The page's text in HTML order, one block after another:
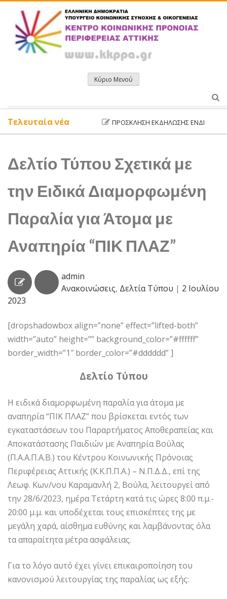
περιεχόμενο
Κύριο Μενού
ΠΡΌΣΚΛΗΣΗ ΕΚΔΉΛΩΣΗΣ
Τελευταία νέα
Δελτίο Τύπου Σχετικά με
την Ειδικά Διαμορφωμένη
Παραλία για Άτομα με
Αναπηρία “ΠΙΚ ΠΛΑΖ”
admin
Ανακοινώσεις, Δελτία Τύπου | 2 Ιουλίου
2023
[dropshadowbox align=”none” effect=”lifted-both”
width=”auto” height=”” background_color=”#ffffff”
border_width=”1″ border_color=”#dddddd” ]
Δελτίο Τύπου
Η ειδικά διαμορφωμένη παραλία για άτομα με
αναπηρία “ΠΙΚ ΠΛΑΖ” που βρίσκεται εντός των
εγκαταστάσεων του Παραρτήματος Αποθεραπείας και
Αποκατάστασης Παιδιών με Αναπηρία Βούλας
(Π.Α.Α.Π.Α.Β.) του Κέντρου Κοινωνικής Πρόνοιας
Περιφέρειας Αττικής (Κ.Κ.Π.Π.Α.) – Ν.Π.Δ.Δ., επί της
Λεωφ. Κων/νου Καραμανλή 2, Βούλα, λειτουργεί από
την 28/6/2023, ημέρα Τετάρτη κατά τις ώρες 8:00 π.μ.-
20:00 μ.μ. και υποδέχεται τους επισκέπτες της με
μεγάλη χαρά, αίσθημα ευθύνης και λαμβάνοντας όλα
τα απαραίτητα μέτρα ασφάλειας.
Για το λόγο αυτό έχει γίνει επικαιροποίηση του
κανονισμού λειτουργίας της παραλίας ως εξής: